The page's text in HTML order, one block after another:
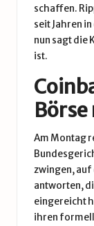
schaffen.
seit Jahren
nun sagt die
ist.
Am Montag
zwingen, auf
antworten,
eingereicht
ihren